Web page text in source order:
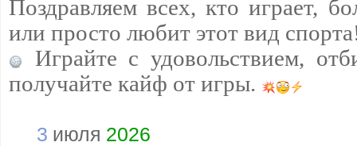
Поздравляем всех, кто играет,
или просто любит этот вид
Играйте с удовольствием,
получайте кайф от игры.
3 июля 2026